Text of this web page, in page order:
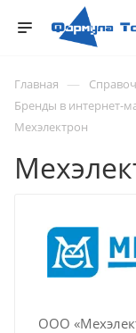
Главная —
Бренды в интернет-
Мехэлектрон
ООО